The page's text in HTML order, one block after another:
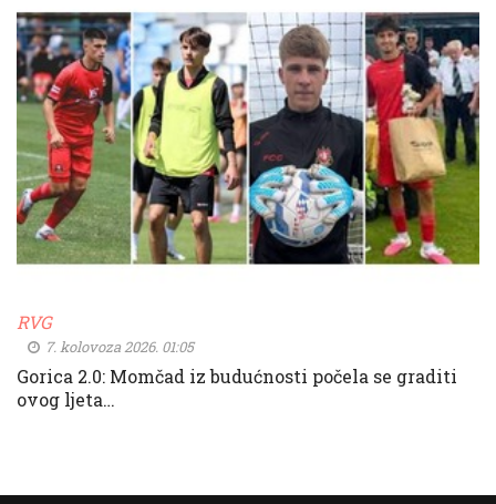
RVG
7. kolovoza 2026. 01:05
Gorica 2.0: Momčad iz budućnosti počela se graditi
ovog ljeta…